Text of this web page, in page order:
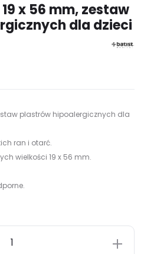
19 x 56 mm, zestaw
dla dzieci
plastrów hipoalergicznych dla
ran i otarć.
wielkości 19 x 56 mm.